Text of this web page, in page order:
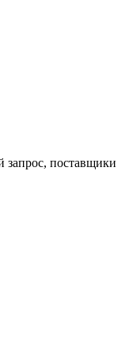
запрос, поставщики